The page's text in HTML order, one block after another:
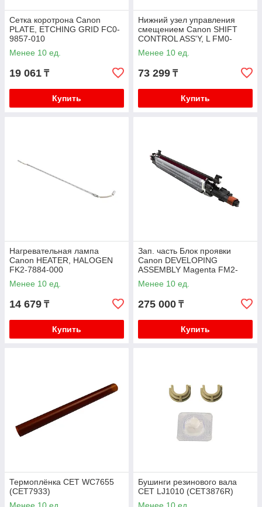
Сетка коротрона Canon
PLATE, ETCHING GRID FC0-
9857-010
Менее 10 ед.
19 061 ₸
Купить
Нижний узел управления
смещением Canon SHIFT
CONTROL ASS'Y, L FM0-
1499-010
Менее 10 ед.
73 299 ₸
Купить
Нагревательная лампа
Canon HEATER, HALOGEN
FK2-7884-000
Менее 10 ед.
14 679 ₸
Купить
Зап. часть Блок проявки
Canon DEVELOPING
ASSEMBLY Magenta FM2-
P185-000
Менее 10 ед.
275 000 ₸
Купить
Термоплёнка CET WC7655
(CET7933)
Бушинги резинового вала
CET LJ1010 (CET3876R)